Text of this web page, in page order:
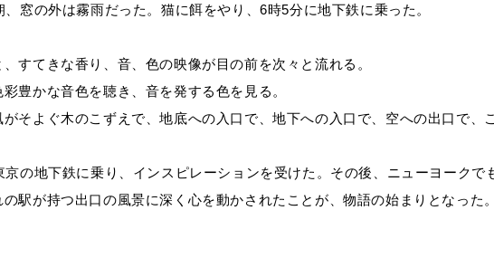
窓の外は霧雨だった。猫に餌をやり、6時5分に地下鉄に乗った。
すてきな香り、音、色の映像が目の前を次々と流れる。
豊かな音色を聴き、音を発する色を見る。
そよぐ木のこずえで、地底への入口で、地下への入口で、空への出口で
の地下鉄に乗り、インスピレーションを受けた。その後、ニューヨーク
駅が持つ出口の風景に深く心を動かされたことが、物語の始まりとなった